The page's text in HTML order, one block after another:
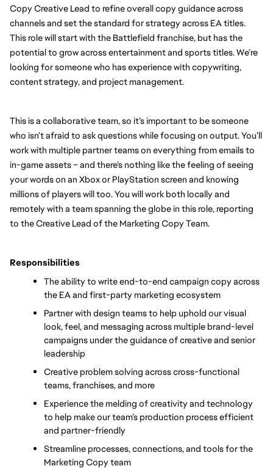
Copy Creative Lead to refine overall copy guidance across
channels and set the standard for strategy across EA titles.
This role will start with the Battlefield franchise, but has the
potential to grow across entertainment and sports titles. We’re
looking for someone who has experience with copywriting,
content strategy, and project management.
This is a collaborative team, so it’s important to be someone
who isn’t afraid to ask questions while focusing on output. You’ll
work with multiple partner teams on everything from emails to
in-game assets – and there’s nothing like the feeling of seeing
your words on an Xbox or PlayStation screen and knowing
millions of players will too. You will work both locally and
remotely with a team spanning the globe in this role, reporting
to the Creative Lead of the Marketing Copy Team.
Responsibilities
The ability to write end-to-end campaign copy across
the EA and first-party marketing ecosystem
Partner with design teams to help uphold our visual
look, feel, and messaging across multiple brand-level
campaigns under the guidance of creative and senior
leadership
Creative problem solving across cross-functional
teams, franchises, and more
Experience the melding of creativity and technology
to help make our team’s production process efficient
and partner-friendly
Streamline processes, connections, and tools for the
Marketing Copy team